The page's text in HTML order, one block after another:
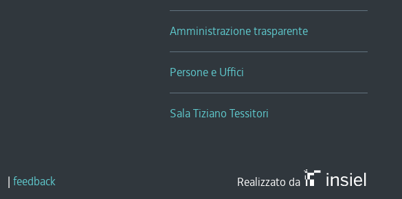
Amministrazione trasparente
Persone e Uffici
Sala Tiziano Tessitori
| feedback
Realizzato da